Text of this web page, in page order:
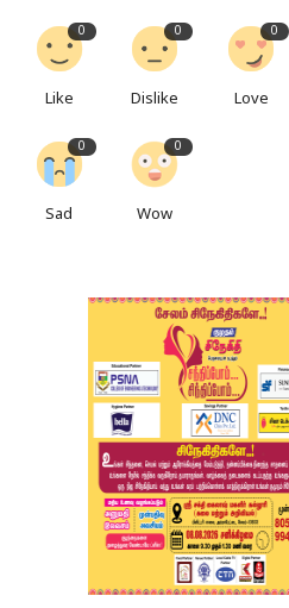
0
Like
0
Dislike
0
Love
0
Sad
0
Wow